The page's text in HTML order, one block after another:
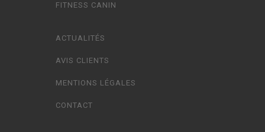
FITNESS CANIN
ACTUALITÉS
AVIS CLIENTS
MENTIONS LÉGALES
CONTACT